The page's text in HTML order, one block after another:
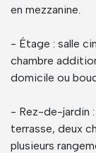
en mezzanine.
- Étage : salle
chambre
domicile ou
- Rez-de-jardin :
terrasse, deux
plusieurs